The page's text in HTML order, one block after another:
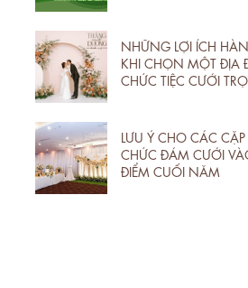
NHỮNG LỢI ÍCH
KHI CHỌN MỘT ĐỊA
CHỨC TIỆC CƯỚI
LƯU Ý CHO CÁC
CHỨC ĐÁM CƯỚI
ĐIỂM CUỐI NĂM